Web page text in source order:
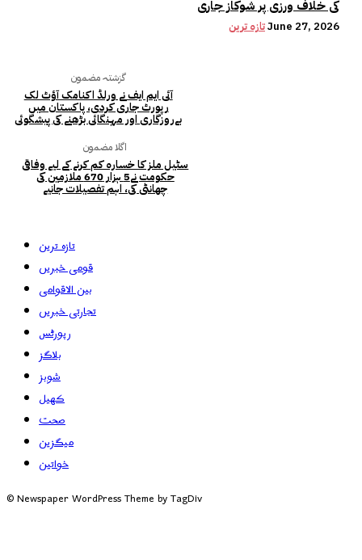
کی خلاف ورزی پر شوکاز جاری
تازہ ترینJune 27, 2026
گزشتہ مضمون
آئی ایم ایف نے ورلڈ اکنامک آؤٹ لک
رپورٹ جاری کردی، پاکستان میں
بےروزگاری اور مہنگائی بڑھنے کی پیشگوئی
اگلا مضمون
سٹیل ملز کا خسارہ کم کرنے کے لیے وفاقی
حکومت نے5 ہزار 670 ملازمین کی
چھانٹی کی، اہم تفصیلات جانیے
تازہ ترین
قومی خبریں
بین الاقوامی
تجارتی خبریں
رپورٹس
بلاگز
شوبز
کھیل
صحت
میگزین
خواتین
© Newspaper WordPress Theme by TagDiv